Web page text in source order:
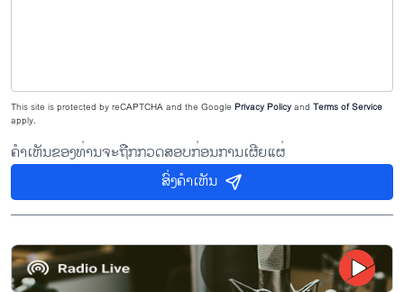
This site is protected by reCAPTCHA and the Google Privacy Policyand Terms of Service
apply.
ຄຳເຫັນຂອງທ່ານຈະຖືກກວດສອບກ່ອນການເຜີຍແຜ່
ສົ່ງຄຳເຫັນ